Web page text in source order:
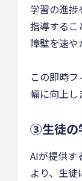
学習の進捗
指導するこ
障壁を速や
この即時
幅に向上し
③生徒の
AIが提供す
より、生徒